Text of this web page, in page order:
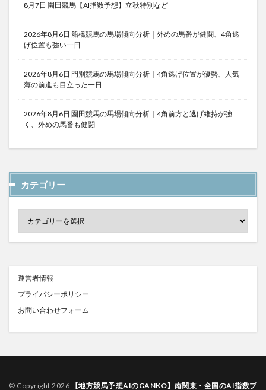
8月7日 園田競馬【AI指数予想】立秋特別など
2026年8月6日 船橋競馬の馬場傾向分析｜外めの馬番が健闘、4角逃
げ位置も強い一日
2026年8月6日 門別競馬の馬場傾向分析｜4角逃げ位置が優勢、人気
薄の前進も目立った一日
2026年8月6日 園田競馬の馬場傾向分析｜4角前方と逃げ維持が強
く、外めの馬番も健闘
カテゴリー
運営者情報
プライバシーポリシー
お問い合わせフォーム
© Copyright 2026 【地方競馬予想AIのGANKO】南関東・全国のAI指数ブ